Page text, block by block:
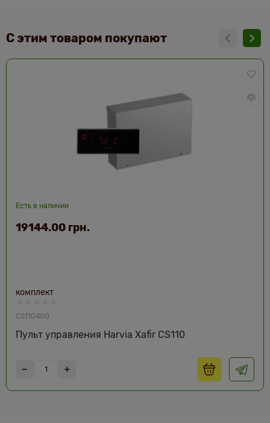
С этим товаром покупают
Есть в наличии
CS110400
Пульт управления Harvia Xafir CS110
19144.00 грн.
комплект